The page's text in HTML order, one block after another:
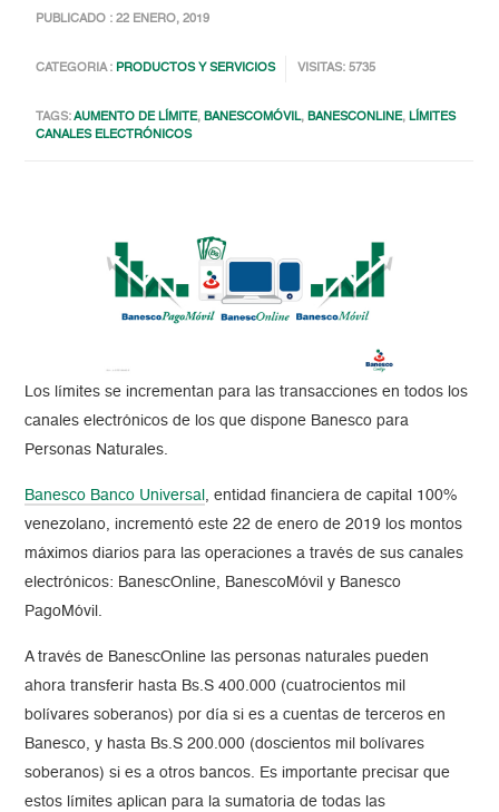
PUBLICADO : 22 ENERO, 2019
CATEGORIA : PRODUCTOS Y SERVICIOS VISITAS: 5735
TAGS:AUMENTO DE LÍMITE,BANESCOMÓVIL,BANESCONLINE,LÍMITES
CANALES ELECTRÓNICOS
Los límites se incrementan para las transacciones en todos los
canales electrónicos de los que dispone Banesco para
Personas Naturales.
Banesco Banco Universal , entidad financiera de capital 100%
venezolano, incrementó este 22 de enero de 2019 los montos
máximos diarios para las operaciones a través de sus canales
electrónicos: BanescOnline, BanescoMóvil y Banesco
PagoMóvil.
A través de BanescOnline las personas naturales pueden
ahora transferir hasta Bs.S 400.000 (cuatrocientos mil
bolívares soberanos) por día si es a cuentas de terceros en
Banesco, y hasta Bs.S 200.000 (doscientos mil bolívares
soberanos) si es a otros bancos. Es importante precisar que
estos límites aplican para la sumatoria de todas las